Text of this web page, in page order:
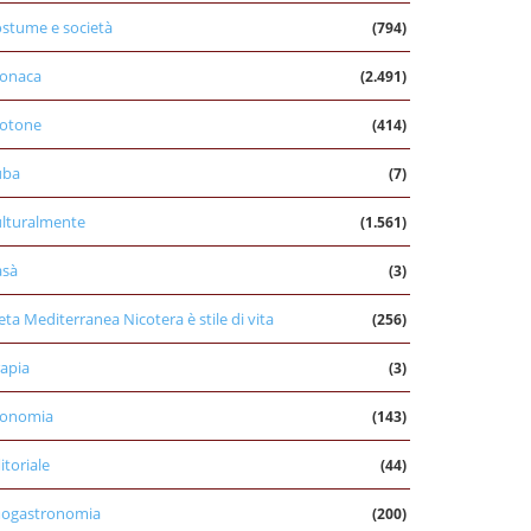
e società (794)
(2.491)
(414)
(7)
(1.561)
(3)
Mediterranea Nicotera è stile di vita (256)
(3)
(143)
(44)
(200)